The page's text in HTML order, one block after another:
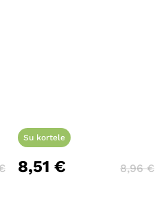
Su kortele
8,51€ 8,96€